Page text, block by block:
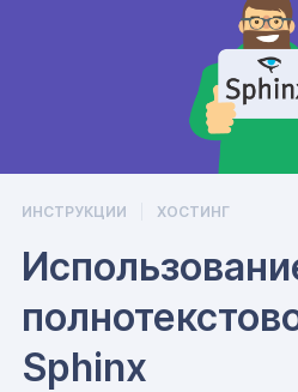
ИНСТРУКЦИИ ХОСТИНГ
Sphinx